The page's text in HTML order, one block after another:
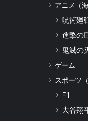
アニメ（
呪術廻
進撃の
鬼滅の
ゲーム
スポーツ
F1
大谷翔